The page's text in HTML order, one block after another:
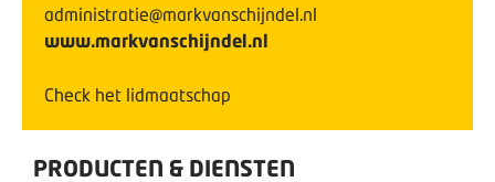
administratie@markvanschijndel.nl
www.markvanschijndel.nl
Check het lidmaatschap
PRODUCTEN & DIENSTEN